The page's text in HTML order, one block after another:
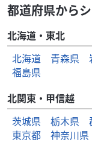
都道府県から
北海道・東北
北海道
青森県
福島県
北関東・甲信越
茨城県
栃木県
東京都
神奈川県